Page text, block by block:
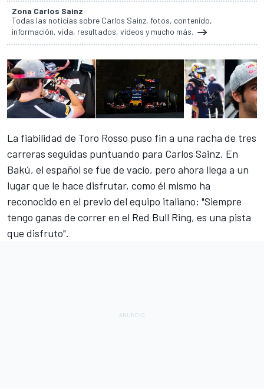
Zona Carlos Sainz
Todas las noticias sobre Carlos Sainz, fotos, contenido,
información, vida, resultados, vídeos y mucho más.
La fiabilidad de Toro Rosso puso fin a una racha de tres
carreras seguidas puntuando para Carlos Sainz. En
Bakú, el español se fue de vacío, pero ahora llega a un
lugar que le hace disfrutar, como él mismo ha
reconocido en el previo del equipo italiano: "Siempre
tengo ganas de correr en el Red Bull Ring, es una pista
que disfruto".